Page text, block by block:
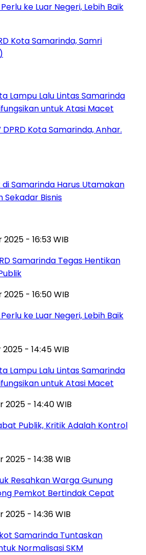
ke Luar Negeri, Lebih Baik
Lampu Lalu Lintas Samarinda
untuk Atasi Macet
di Samarinda Harus Utamakan
Sekadar Bisnis
- 16:53 WIB
Samarinda Tegas Hentikan
2025 - 16:50 WIB
ke Luar Negeri, Lebih Baik
- 14:45 WIB
Lampu Lalu Lintas Samarinda
untuk Atasi Macet
2025 - 14:40 WIB
Publik, Kritik Adalah Kontrol
- 14:38 WIB
Resahkan Warga Gunung
Pemkot Bertindak Cepat
- 14:36 WIB
Samarinda Tuntaskan
Normalisasi SKM